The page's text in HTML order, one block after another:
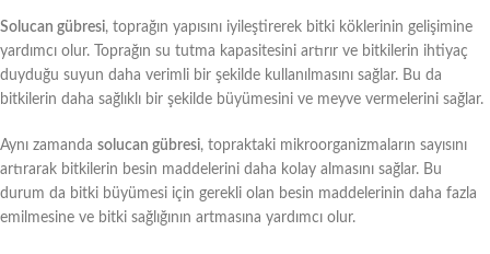
Solucan gübresi, toprağın yapısını iyileştirerek bitki köklerinin gelişimine
yardımcı olur. Toprağın su tutma kapasitesini artırır ve bitkilerin ihtiyaç
duyduğu suyun daha verimli bir şekilde kullanılmasını sağlar. Bu da
bitkilerin daha sağlıklı bir şekilde büyümesini ve meyve vermelerini sağlar.
Aynı zamanda solucan gübresi, topraktaki mikroorganizmaların sayısını
artırarak bitkilerin besin maddelerini daha kolay almasını sağlar. Bu
durum da bitki büyümesi için gerekli olan besin maddelerinin daha fazla
emilmesine ve bitki sağlığının artmasına yardımcı olur.